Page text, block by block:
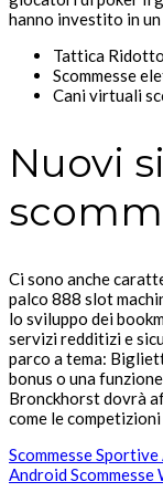
hanno investito in
Tattica
Scommesse
Cani virtuali
Nuovi
Ci sono anche
palco 888 slot
lo sviluppo dei
servizi redditizi e
parco a tema:
bonus o una
Bronckhorst dovrà
come le
Scommesse Sportive
Android Scommesse